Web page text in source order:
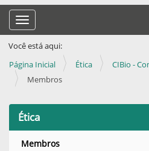
Toggle navigation
Você está aqui:
Página Inicial
Ética
CIBio -
Membros
Ética
Membros